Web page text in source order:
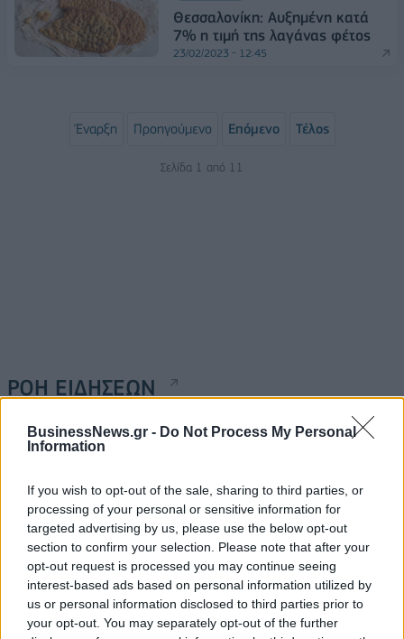
BusinessNews.gr - Do Not Process My Personal
Information
If you wish to opt-out of the sale, sharing to third parties, or
processing of your personal or sensitive information for
targeted advertising by us, please use the below opt-out
section to confirm your selection. Please note that after your
opt-out request is processed you may continue seeing
interest-based ads based on personal information utilized by
us or personal information disclosed to third parties prior to
your opt-out. You may separately opt-out of the further
Θεσσαλονίκη: Αυξημένη κατά
7% η τιμή της λαγάνας φέτος
23/02/2023 - 12:45
Έναρξη Προηγούμενο Επόμενο Τέλος
Σελίδα 1 από 11
ΡΟΗ ΕΙΔΗΣΕΩΝ
Ευρωπαϊκά χρηματιστήρια: Σε υψηλό επίπεδο ρεκόρ
06/08/2026 - 10:50 ΟΙΚΟΝΟΜΙΑ
Ρωσία: Η Μόσχα δηλώνει ότι κατέρριψε 605
ουκρανικά drones τη νύχτα - Ελαφρές ζημιές σε
αποθήκη της Wildberries
06/08/2026 - 10:30 ΚΟΣΜΟΣ
Χρ. Δήμας: Στο Εθνικό Πρόγραμμα Ανάπτυξης η